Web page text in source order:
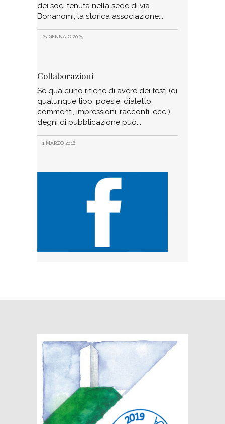
dei soci tenuta nella sede di via
Bonanomi, la storica associazione
23 GENNAIO 2025
Collaborazioni
Se qualcuno ritiene di avere dei testi (di
qualunque tipo, poesie, dialetto,
commenti, impressioni, racconti, ecc.)
degni di pubblicazione può
1 MARZO 2016